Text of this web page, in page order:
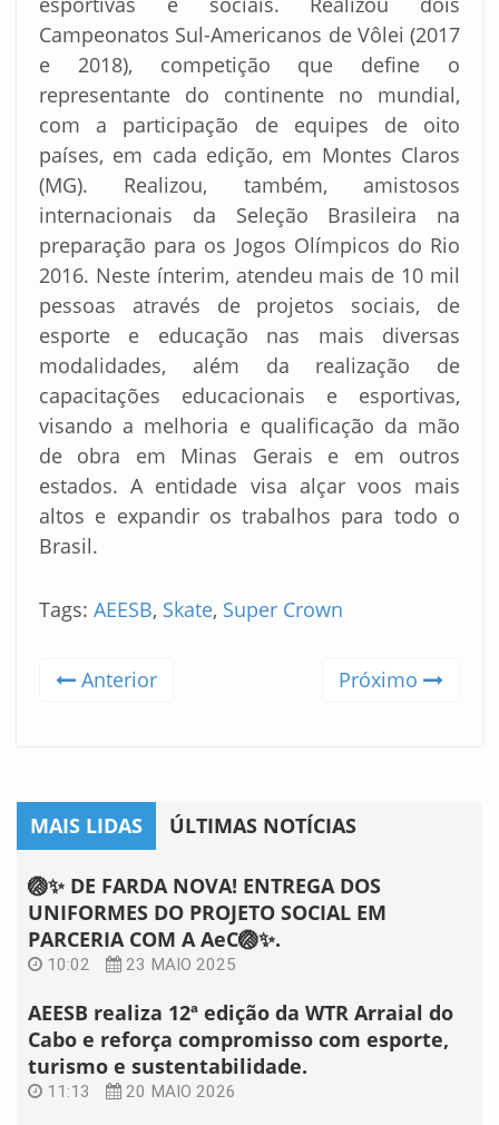
Campeonatos Sul-Americanos de Vôlei (2017
e 2018), competição que define o
representante do continente no mundial,
com a participação de equipes de oito
países, em cada edição, em Montes Claros
(MG). Realizou, também, amistosos
internacionais da Seleção Brasileira na
preparação para os Jogos Olímpicos do Rio
2016. Neste ínterim, atendeu mais de 10 mil
pessoas através de projetos sociais, de
esporte e educação nas mais diversas
modalidades, além da realização de
capacitações educacionais e esportivas,
visando a melhoria e qualificação da mão
de obra em Minas Gerais e em outros
estados. A entidade visa alçar voos mais
altos e expandir os trabalhos para todo o
Brasil.
Tags: AEESB, Skate, Super Crown
Anterior Próximo
MAIS LIDAS ÚLTIMAS NOTÍCIAS
🏐✨ DE FARDA NOVA! ENTREGA DOS
UNIFORMES DO PROJETO SOCIAL EM
PARCERIA COM A AeC🏐✨.
10:02 23 MAIO 2025
AEESB realiza 12ª edição da WTR Arraial do
Cabo e reforça compromisso com esporte,
turismo e sustentabilidade.
11:13 20 MAIO 2026